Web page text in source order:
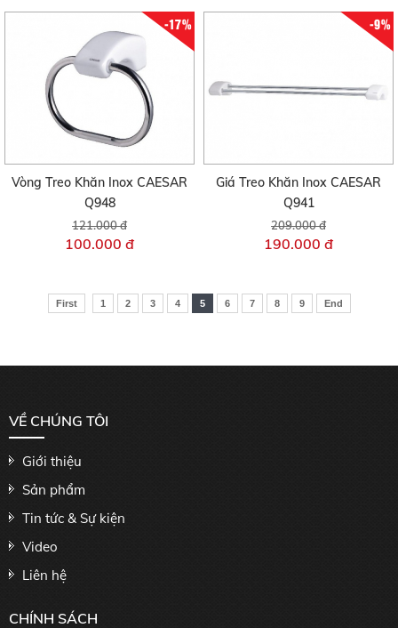
-17%
Vòng Treo Khăn Inox CAESAR
Q948
121.000 đ
100.000 đ
-9%
Giá Treo Khăn Inox CAESAR
Q941
209.000 đ
190.000 đ
First 1 2 3 4 5 6 7 8 9 End
VỀ CHÚNG TÔI
Giới thiệu
Sản phẩm
Tin tức & Sự kiện
Video
Liên hệ
CHÍNH SÁCH